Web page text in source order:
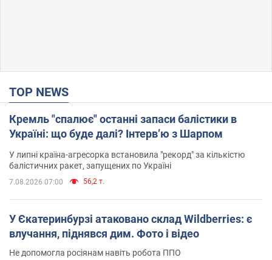
TOP NEWS
Кремль "спалює" останні запаси балістики в
Україні: що буде далі? Інтерв’ю з Шарпом
У липні країна-агресорка встановила "рекорд" за кількістю
балістичних ракет, запущених по Україні
7.08.2026 07:00 56,2 т.
У Єкатеринбурзі атаковано склад Wildberries: є
влучання, піднявся дим. Фото і відео
Не допомогла росіянам навіть робота ППО